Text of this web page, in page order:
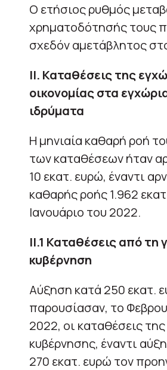
Ο ετήσιος ρυθμός
χρηματοδότησής τους
σχεδόν αμετάβλητος
ΙΙ. Καταθέσεις της
οικονομίας στα
ιδρύματα
H μηνιαία καθαρή ροή
των καταθέσεων ήταν
10 εκατ. ευρώ, έναντι
καθαρής ροής 1.962
Ιανουάριο του 2022.
ΙΙ.1 Καταθέσεις από τη
κυβέρνηση
Αύξηση κατά 250 εκατ.
παρουσίασαν, το
2022, οι καταθέσεις της
κυβέρνησης, έναντι
270 εκατ. ευρώ τον